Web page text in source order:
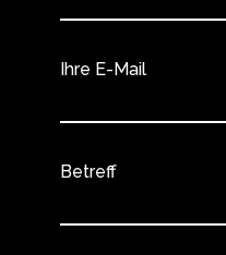
Ihre E-Mail
Betreff